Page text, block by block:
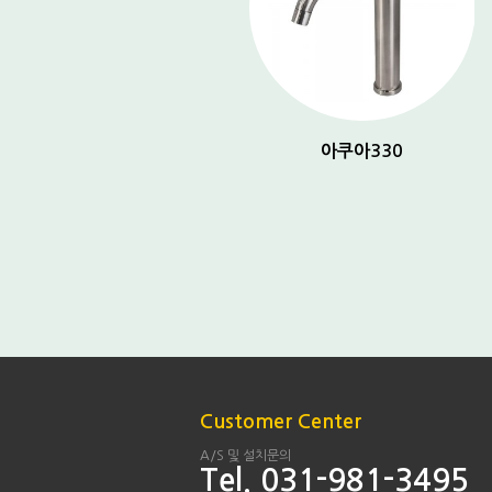
아쿠아330
Customer Center
A/S 및 설치문의
Tel. 031-981-3495